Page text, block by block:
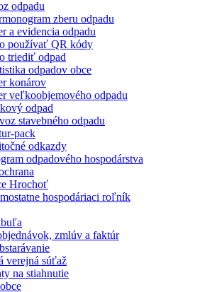
odpadu
zberu odpadu
a evidencia odpadu
používať QR kódy
triediť odpad
odpadov obce
konárov
veľkoobjemového odpadu
odpad
stavebného odpadu
pack
odkazdy
odpadového hospodárstva
Hrochoť
hospodáriaci roľník
zmlúv a faktúr
verejná súťaž
na stiahnutie